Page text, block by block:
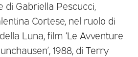
di Gabriella Pescucci,
Cortese, nel ruolo di
Luna, film ‘Le Avventure
1988, di Terry